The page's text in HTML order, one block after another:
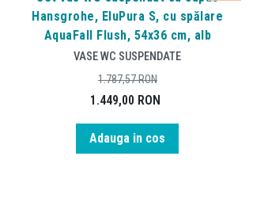
Hansgrohe, EluPura S, cu spălare
AquaFall Flush, 54x36 cm, alb
VASE WC SUSPENDATE
1.449,00 RON
1.787,57RON
Adauga in cos